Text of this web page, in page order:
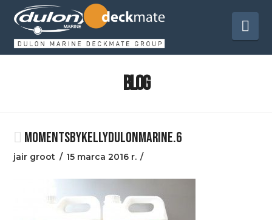
BLOG
MOMENTSBYKELLYDULONMARINE.6
jair groot 15 marca 2016 r.